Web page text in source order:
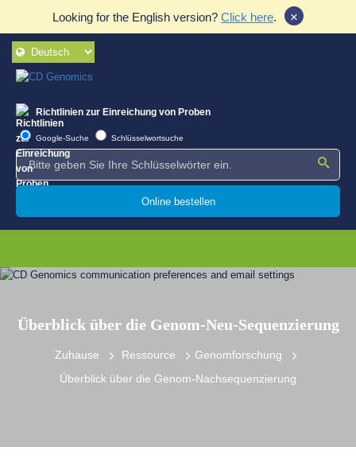
Looking for the English version? Click here. ×
Richtlinien zur Einreichung von Proben
Google-Suche Schlüsselwortsuche
Online bestellen
Überblick über die Genom-Neu-Sequenzierung
Zuhause Ressource
Genomforschung
Überblick über die Genom-Nachsequenzierung